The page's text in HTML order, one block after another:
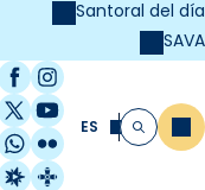
Santoral del día
SAVA
Facebook
Instagram
X / Twitter
YouTube
WhatsApp
Flickr
Radio Estel
Catalunya
ES Buscar